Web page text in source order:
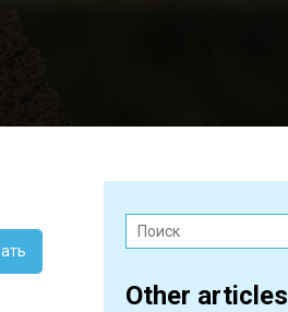
Поиск:
Other articles